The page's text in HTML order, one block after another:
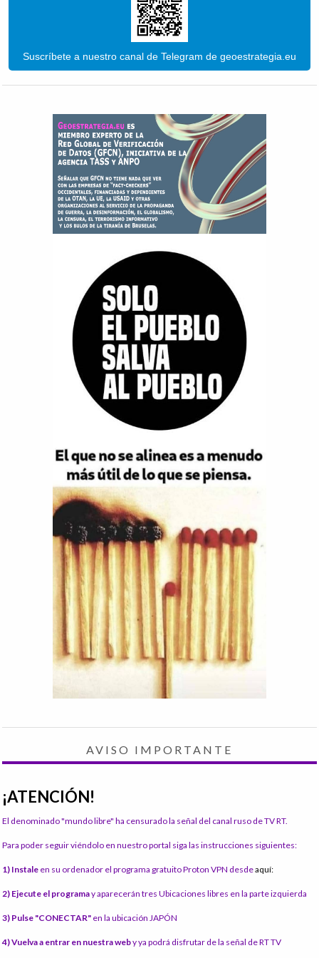
Suscríbete a nuestro canal de Telegram de geoestrategia.eu
AVISO IMPORTANTE
¡ATENCIÓN!
El denominado "mundo libre" ha censurado la señal del canal ruso de TV RT.
Para poder seguir viéndolo en nuestro portal siga las instrucciones siguientes:
1) Instale en su ordenador el programa gratuito Proton VPN desdeaquí:
2) Ejecute el programay aparecerán tres Ubicaciones libres en la parte izquierda
3) Pulse "CONECTAR" en la ubicación JAPÓN
4) Vuelva a entrar en nuestra weby ya podrá disfrutar de la señal de RT TV